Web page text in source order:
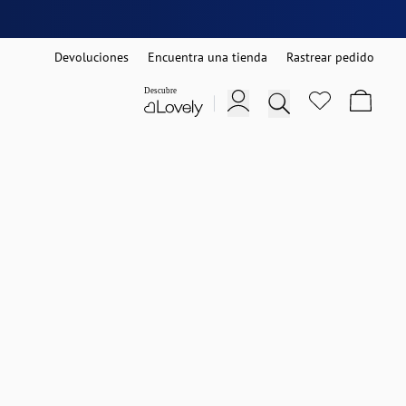
Devoluciones Encuentra una tienda Rastrear pedido